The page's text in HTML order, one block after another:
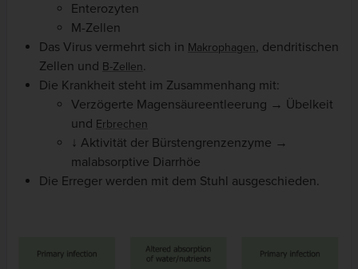
Enterozyten
M-Zellen
Das Virus vermehrt sich in Makrophagen, dendritischen
Zellen und B-Zellen.
Die Krankheit steht im Zusammenhang mit:
Verzögerte Magensäureentleerung → Übelkeit
und Erbrechen
↓ Aktivität der Bürstengrenzenzyme →
malabsorptive Diarrhöe
Die Erreger werden mit dem Stuhl ausgeschieden.